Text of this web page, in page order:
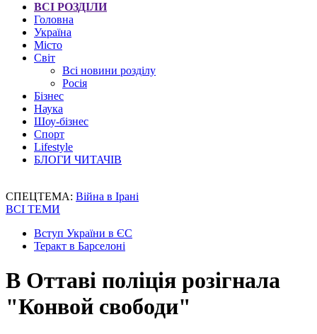
ВСІ РОЗДІЛИ
Головна
Україна
Місто
Світ
Всі новини розділу
Росія
Бізнес
Наука
Шоу-бізнес
Спорт
Lifestyle
БЛОГИ ЧИТАЧІВ
СПЕЦТЕМА: Війна в Ірані
ВСІ ТЕМИ
Вступ України в ЄС
Теракт в Барселоні
В Оттаві поліція розігнала
"Конвой свободи"